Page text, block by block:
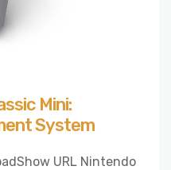
Mini:
System
URL Nintendo